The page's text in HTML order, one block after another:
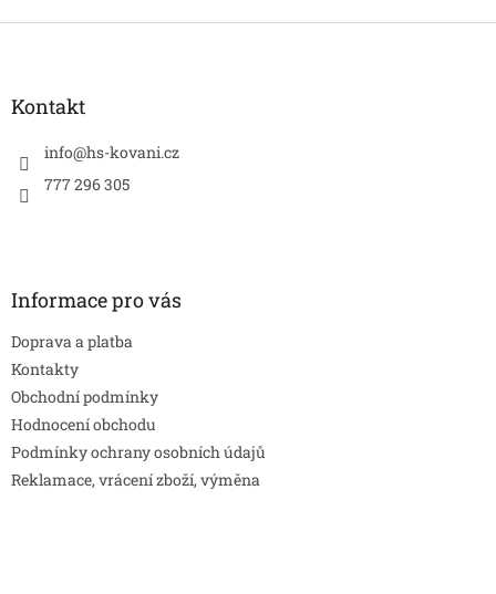
Z
Kontakt
info@hs-kovani.cz
777 296 305
Informace pro vás
Doprava a platba
Kontakty
Obchodní podmínky
Hodnocení obchodu
Podmínky ochrany osobních údajů
Reklamace, vrácení zboží, výměna